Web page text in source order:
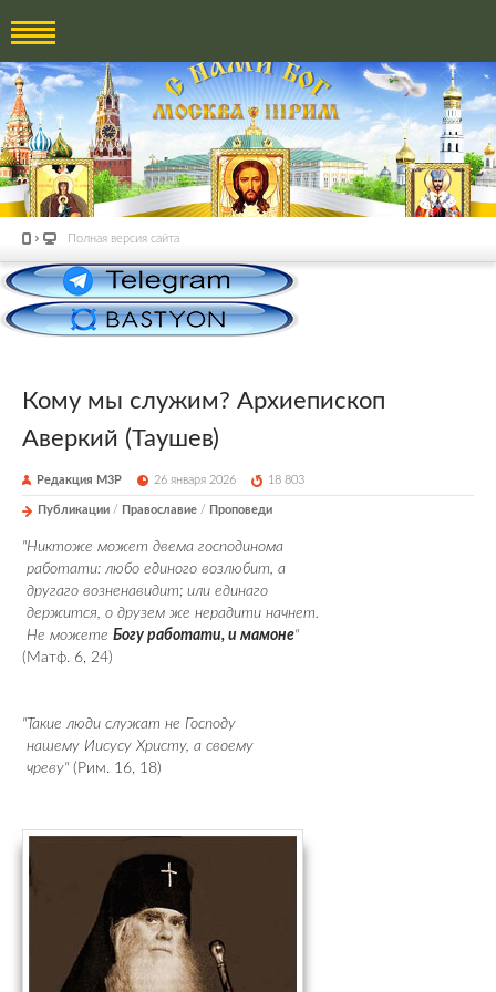
Полная версия сайта
Кому мы служим? Архиепископ
Аверкий (Таушев)
Редакция М3Р 26 января 2026 18 803
Публикации / Православие / Проповеди
"Никтоже может двема господинома
работати: любо единого возлюбит, а
другаго возненавидит; или единаго
держится, о друзем же нерадити начнет.
Не можете Богу работати, и мамоне"
(Матф. 6, 24)
"Такие люди служат не Господу
нашему Иисусу Христу, а своему
чреву" (Рим. 16, 18)